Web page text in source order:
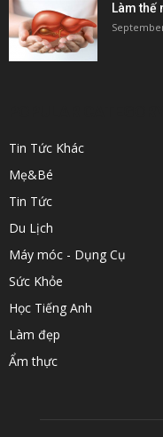
Làm thế
Tin Tức Khác
Mẹ&Bé
Tin Tức
Du Lịch
Máy móc - Dụng Cụ
Sức Khỏe
Học Tiếng Anh
Làm đẹp
Ẩm thực